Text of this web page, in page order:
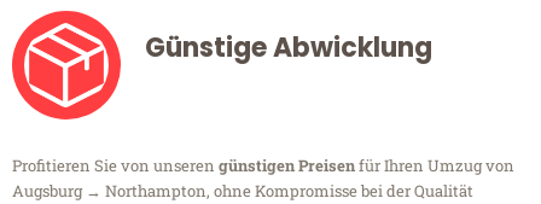
Günstige Abwicklung
Profitieren Sie von unseren günstigen Preisenfür Ihren Umzug von
Augsburg → Northampton, ohne Kompromisse bei der Qualität